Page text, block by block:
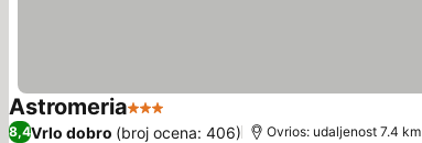
Astromeria3 ZvezdicePogledaj cene
8,4Vrlo dobro (broj ocena: 406) Ovrios: udaljenost 7.4 km